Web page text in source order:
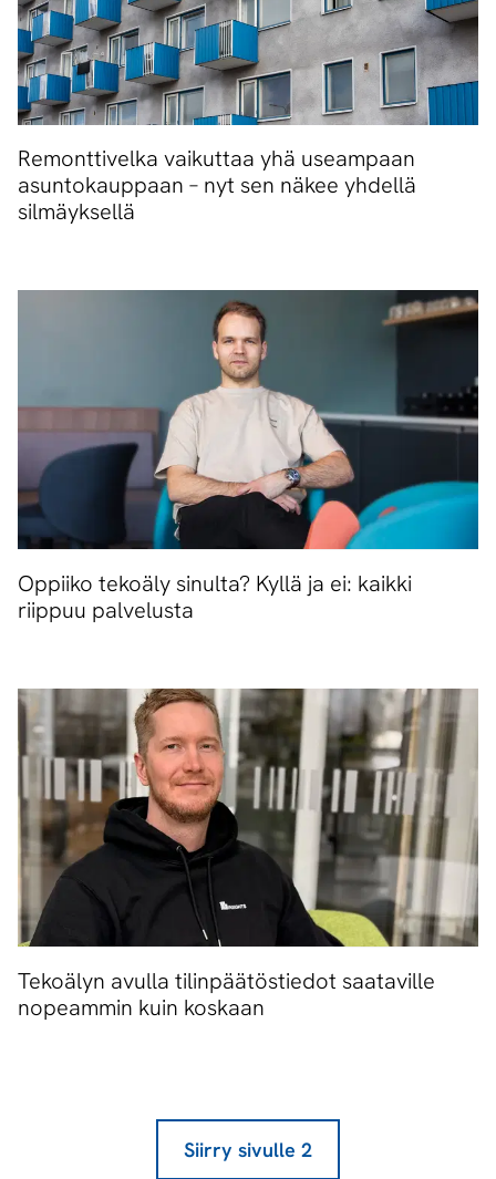
Remonttivelka vaikuttaa yhä useampaan
asuntokauppaan – nyt sen näkee yhdellä
silmäyksellä
Oppiiko tekoäly sinulta? Kyllä ja ei: kaikki
riippuu palvelusta
Tekoälyn avulla tilinpäätöstiedot saataville
nopeammin kuin koskaan
Siirry sivulle 2